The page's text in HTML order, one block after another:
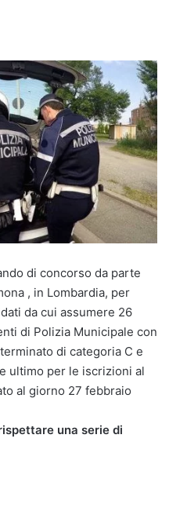
di concorso da parte
, in Lombardia, per
da cui assumere 26
di Polizia Municipale con
di categoria C e
ultimo per le iscrizioni al
al giorno 27 febbraio
una serie di